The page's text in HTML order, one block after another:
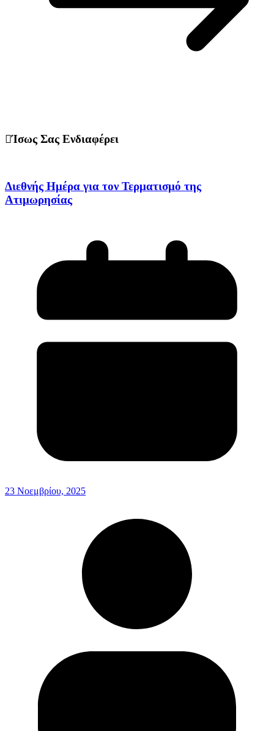
Ίσως Σας Ενδιαφέρει
Διεθνής Ημέρα για τον Τερματισμό της
Ατιμωρησίας
23 Νοεμβρίου, 2025